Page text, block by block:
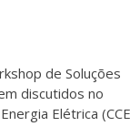
de Soluções
discutidos no
Elétrica